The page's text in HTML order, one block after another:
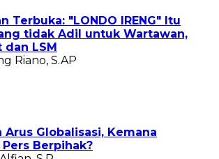
Terbuka: "LONDO IRENG" Itu
tidak Adil untuk Wartawan,
dan LSM
Riano, S.AP
Arus Globalisasi, Kemana
Berpihak?